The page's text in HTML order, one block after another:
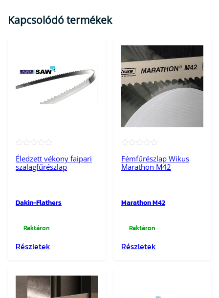
Kapcsolódó termékek
Éledzett vékony faipari
szalagfűrészlap
Dakin-Flathers
Raktáron
Részletek
Fémfűrészlap Wikus
Marathon M42
Marathon M42
Raktáron
Részletek